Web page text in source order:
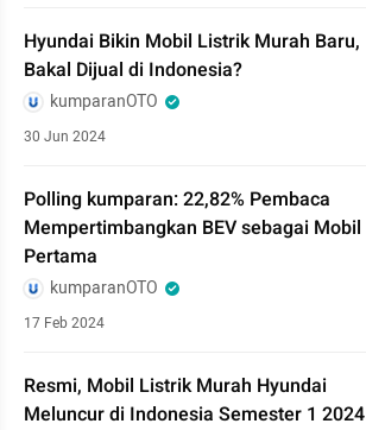
Hyundai Bikin Mobil Listrik Murah Baru,
Bakal Dijual di Indonesia?
kumparanOTO
30 Jun 2024
Polling kumparan: 22,82% Pembaca
Mempertimbangkan BEV sebagai Mobil
Pertama
kumparanOTO
17 Feb 2024
Resmi, Mobil Listrik Murah Hyundai
Meluncur di Indonesia Semester 1 2024